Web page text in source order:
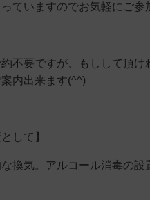
っていますのでお気軽にご参
不要ですが、もしして頂
内出来ます(^^)
して】
換気。アルコール消毒の設